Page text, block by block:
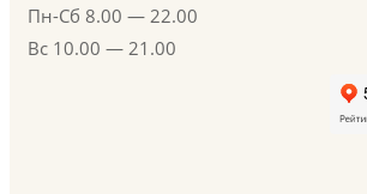
Пн-Сб 8.00 — 22.00
Вс 10.00 — 21.00